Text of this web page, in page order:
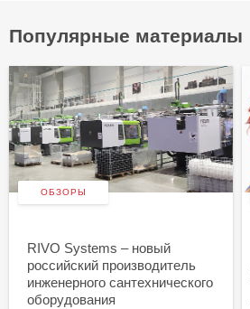
Популярные материалы
ОБЗОРЫ
RIVO Systems – новый
российский производитель
инженерного сантехнического
оборудования